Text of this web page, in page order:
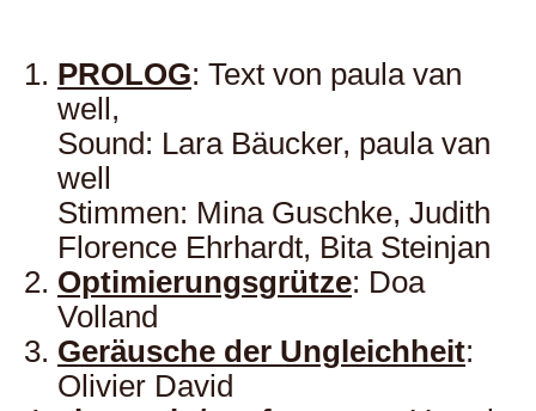
PROLOG: Text von paula van
well,
Sound: Lara Bäucker, paula van
well
Stimmen: Mina Guschke, Judith
Florence Ehrhardt, Bita Steinjan
Optimierungsgrütze: Doa
Volland
Geräusche der Ungleichheit:
Olivier David